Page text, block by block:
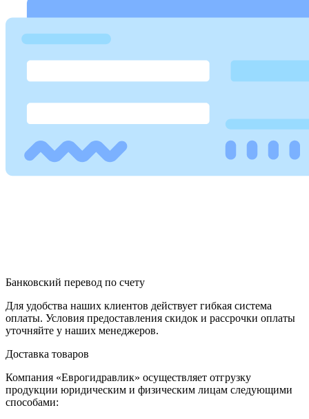
Банковский перевод по счету
Для удобства наших клиентов действует гибкая система
оплаты. Условия предоставления скидок и рассрочки оплаты
уточняйте у наших менеджеров.
Доставка товаров
Компания «Еврогидравлик» осуществляет отгрузку
продукции юридическим и физическим лицам следующими
способами: